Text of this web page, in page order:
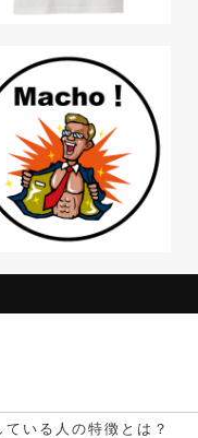
いる人の特徴とは？